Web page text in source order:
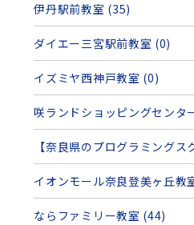
伊丹駅前教室 (35)
ダイエー三宮駅前教室 (0)
イズミヤ西神戸教室 (0)
咲ランドショッピングセンタ
【奈良県のプログラミング
イオンモール奈良登美ヶ丘教
ならファミリー教室 (44)